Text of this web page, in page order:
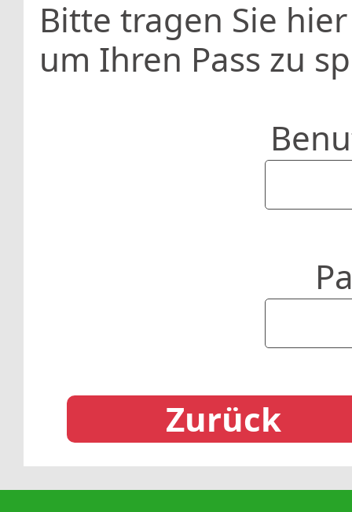
Bitte tragen Sie
um Ihren Pass zu
Zurück